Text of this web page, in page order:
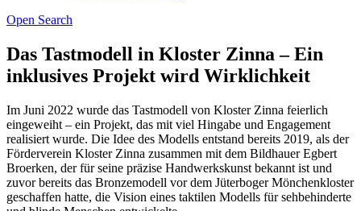
Open Search
Das Tastmodell in Kloster Zinna – Ein
inklusives Projekt wird Wirklichkeit
Im Juni 2022 wurde das Tastmodell von Kloster Zinna feierlich
eingeweiht – ein Projekt, das mit viel Hingabe und Engagement
realisiert wurde. Die Idee des Modells entstand bereits 2019, als der
Förderverein Kloster Zinna zusammen mit dem Bildhauer Egbert
Broerken, der für seine präzise Handwerkskunst bekannt ist und
zuvor bereits das Bronzemodell vor dem Jüterboger Mönchenkloster
geschaffen hatte, die Vision eines taktilen Modells für sehbehinderte